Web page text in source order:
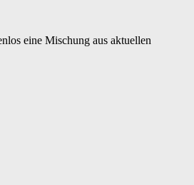
eine Mischung aus aktuellen